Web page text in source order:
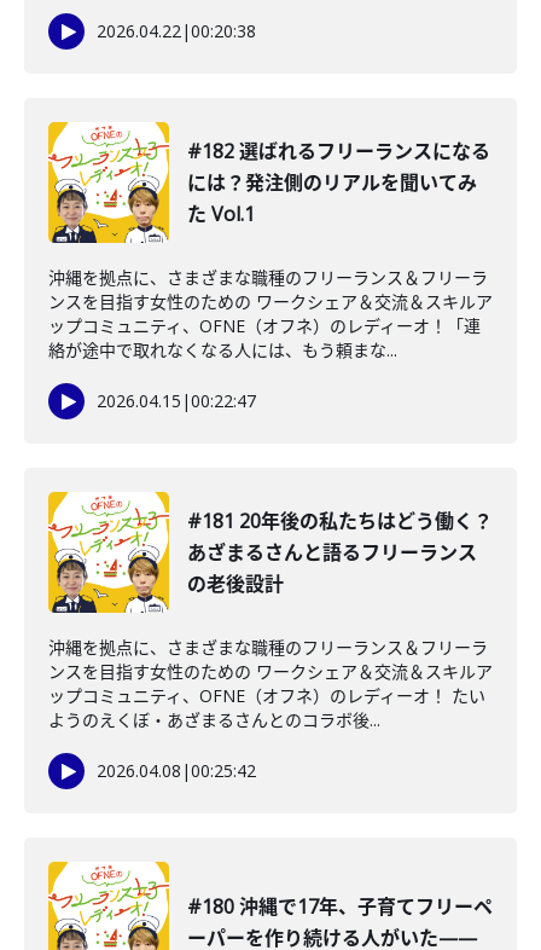
2026.04.22|00:20:38
#182 選ばれるフリーランスになる
には？発注側のリアルを聞いてみ
た Vol.1
沖縄を拠点に、さまざまな職種のフリーランス＆フリーラ
ンスを目指す女性のための ワークシェア＆交流＆スキルア
ップコミュニティ、OFNE（オフネ）のレディーオ！「連
絡が途中で取れなくなる人には、もう頼まな...
2026.04.15 |00:22:47
#181 20年後の私たちはどう働く？
あざまるさんと語るフリーランス
の老後設計
沖縄を拠点に、さまざまな職種のフリーランス＆フリーラ
ンスを目指す女性のための ワークシェア＆交流＆スキルア
ップコミュニティ、OFNE（オフネ）のレディーオ！ たい
ようのえくぼ・あざまるさんとのコラボ後...
2026.04.08 |00:25:42
#180 沖縄で17年、子育てフリーペ
ーパーを作り続ける人がいた——